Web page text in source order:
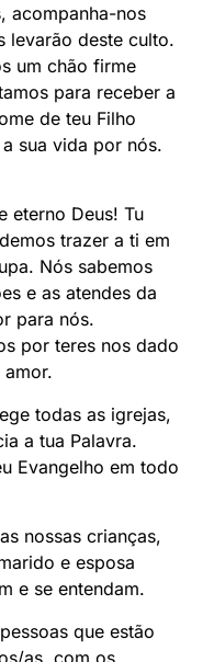
acompanha-nos
levarão deste culto.
um chão firme
para receber a
de teu Filho
sua vida por nós.
eterno Deus! Tu
trazer a ti em
Nós sabemos
e as atendes da
para nós.
por teres nos dado
todas as igrejas,
a tua Palavra.
Evangelho em todo
nossas crianças,
e esposa
e se entendam.
que estão
as, com os